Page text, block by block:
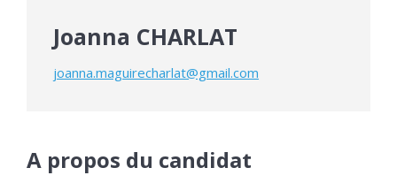
Joanna CHARLAT
joanna.maguirecharlat@gmail.com
A propos du candidat